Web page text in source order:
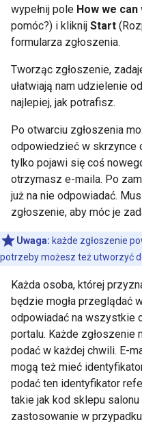
wypełnij pole How we can
pomóc?) i kliknij Start
formularza zgłoszenia.
Tworząc zgłoszenie,
ułatwiają nam udzielenie
najlepiej, jak potrafisz.
Po otwarciu zgłoszenia
odpowiedzieć w skrzynce
tylko pojawi się coś
otrzymasz e-maila. Po
już na nie odpowiadać.
zgłoszenie, aby móc je
Uwaga: każde zgłoszenie
potrzeby możesz też utworzyć
Każda osoba, której
będzie mogła przeglądać
odpowiadać na wszystkie
portalu. Każde zgłoszenie
podać w każdej chwili. E-
mogą też mieć
podać ten identyfikator
takie jak kod sklepu
zastosowanie w